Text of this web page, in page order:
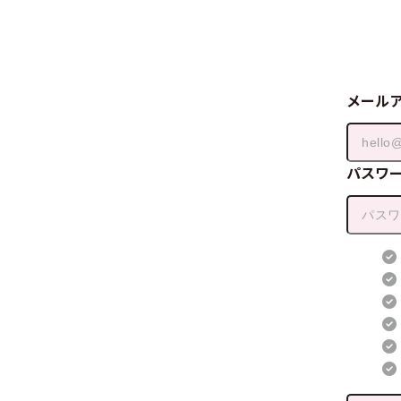
メール
パスワ